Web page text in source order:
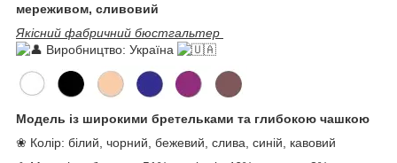
мереживом, сливовий
Якісний фабричний бюстгальтер
Виробництво: Україна
Модель із широкими бретельками та глибокою чашкою
❀ Колір: білий, чорний, бежевий, слива, синій, кавовий